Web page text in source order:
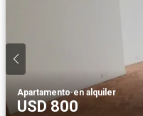
Apartamento·en alquiler
USD 800